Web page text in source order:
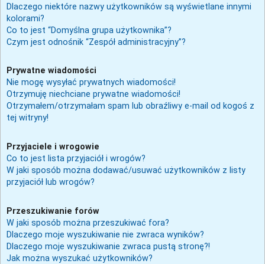
Dlaczego niektóre nazwy użytkowników są wyświetlane innymi
kolorami?
Co to jest “Domyślna grupa użytkownika”?
Czym jest odnośnik “Zespół administracyjny”?
Prywatne wiadomości
Nie mogę wysyłać prywatnych wiadomości!
Otrzymuję niechciane prywatne wiadomości!
Otrzymałem/otrzymałam spam lub obraźliwy e-mail od kogoś z
tej witryny!
Przyjaciele i wrogowie
Co to jest lista przyjaciół i wrogów?
W jaki sposób można dodawać/usuwać użytkowników z listy
przyjaciół lub wrogów?
Przeszukiwanie forów
W jaki sposób można przeszukiwać fora?
Dlaczego moje wyszukiwanie nie zwraca wyników?
Dlaczego moje wyszukiwanie zwraca pustą stronę?!
Jak można wyszukać użytkowników?